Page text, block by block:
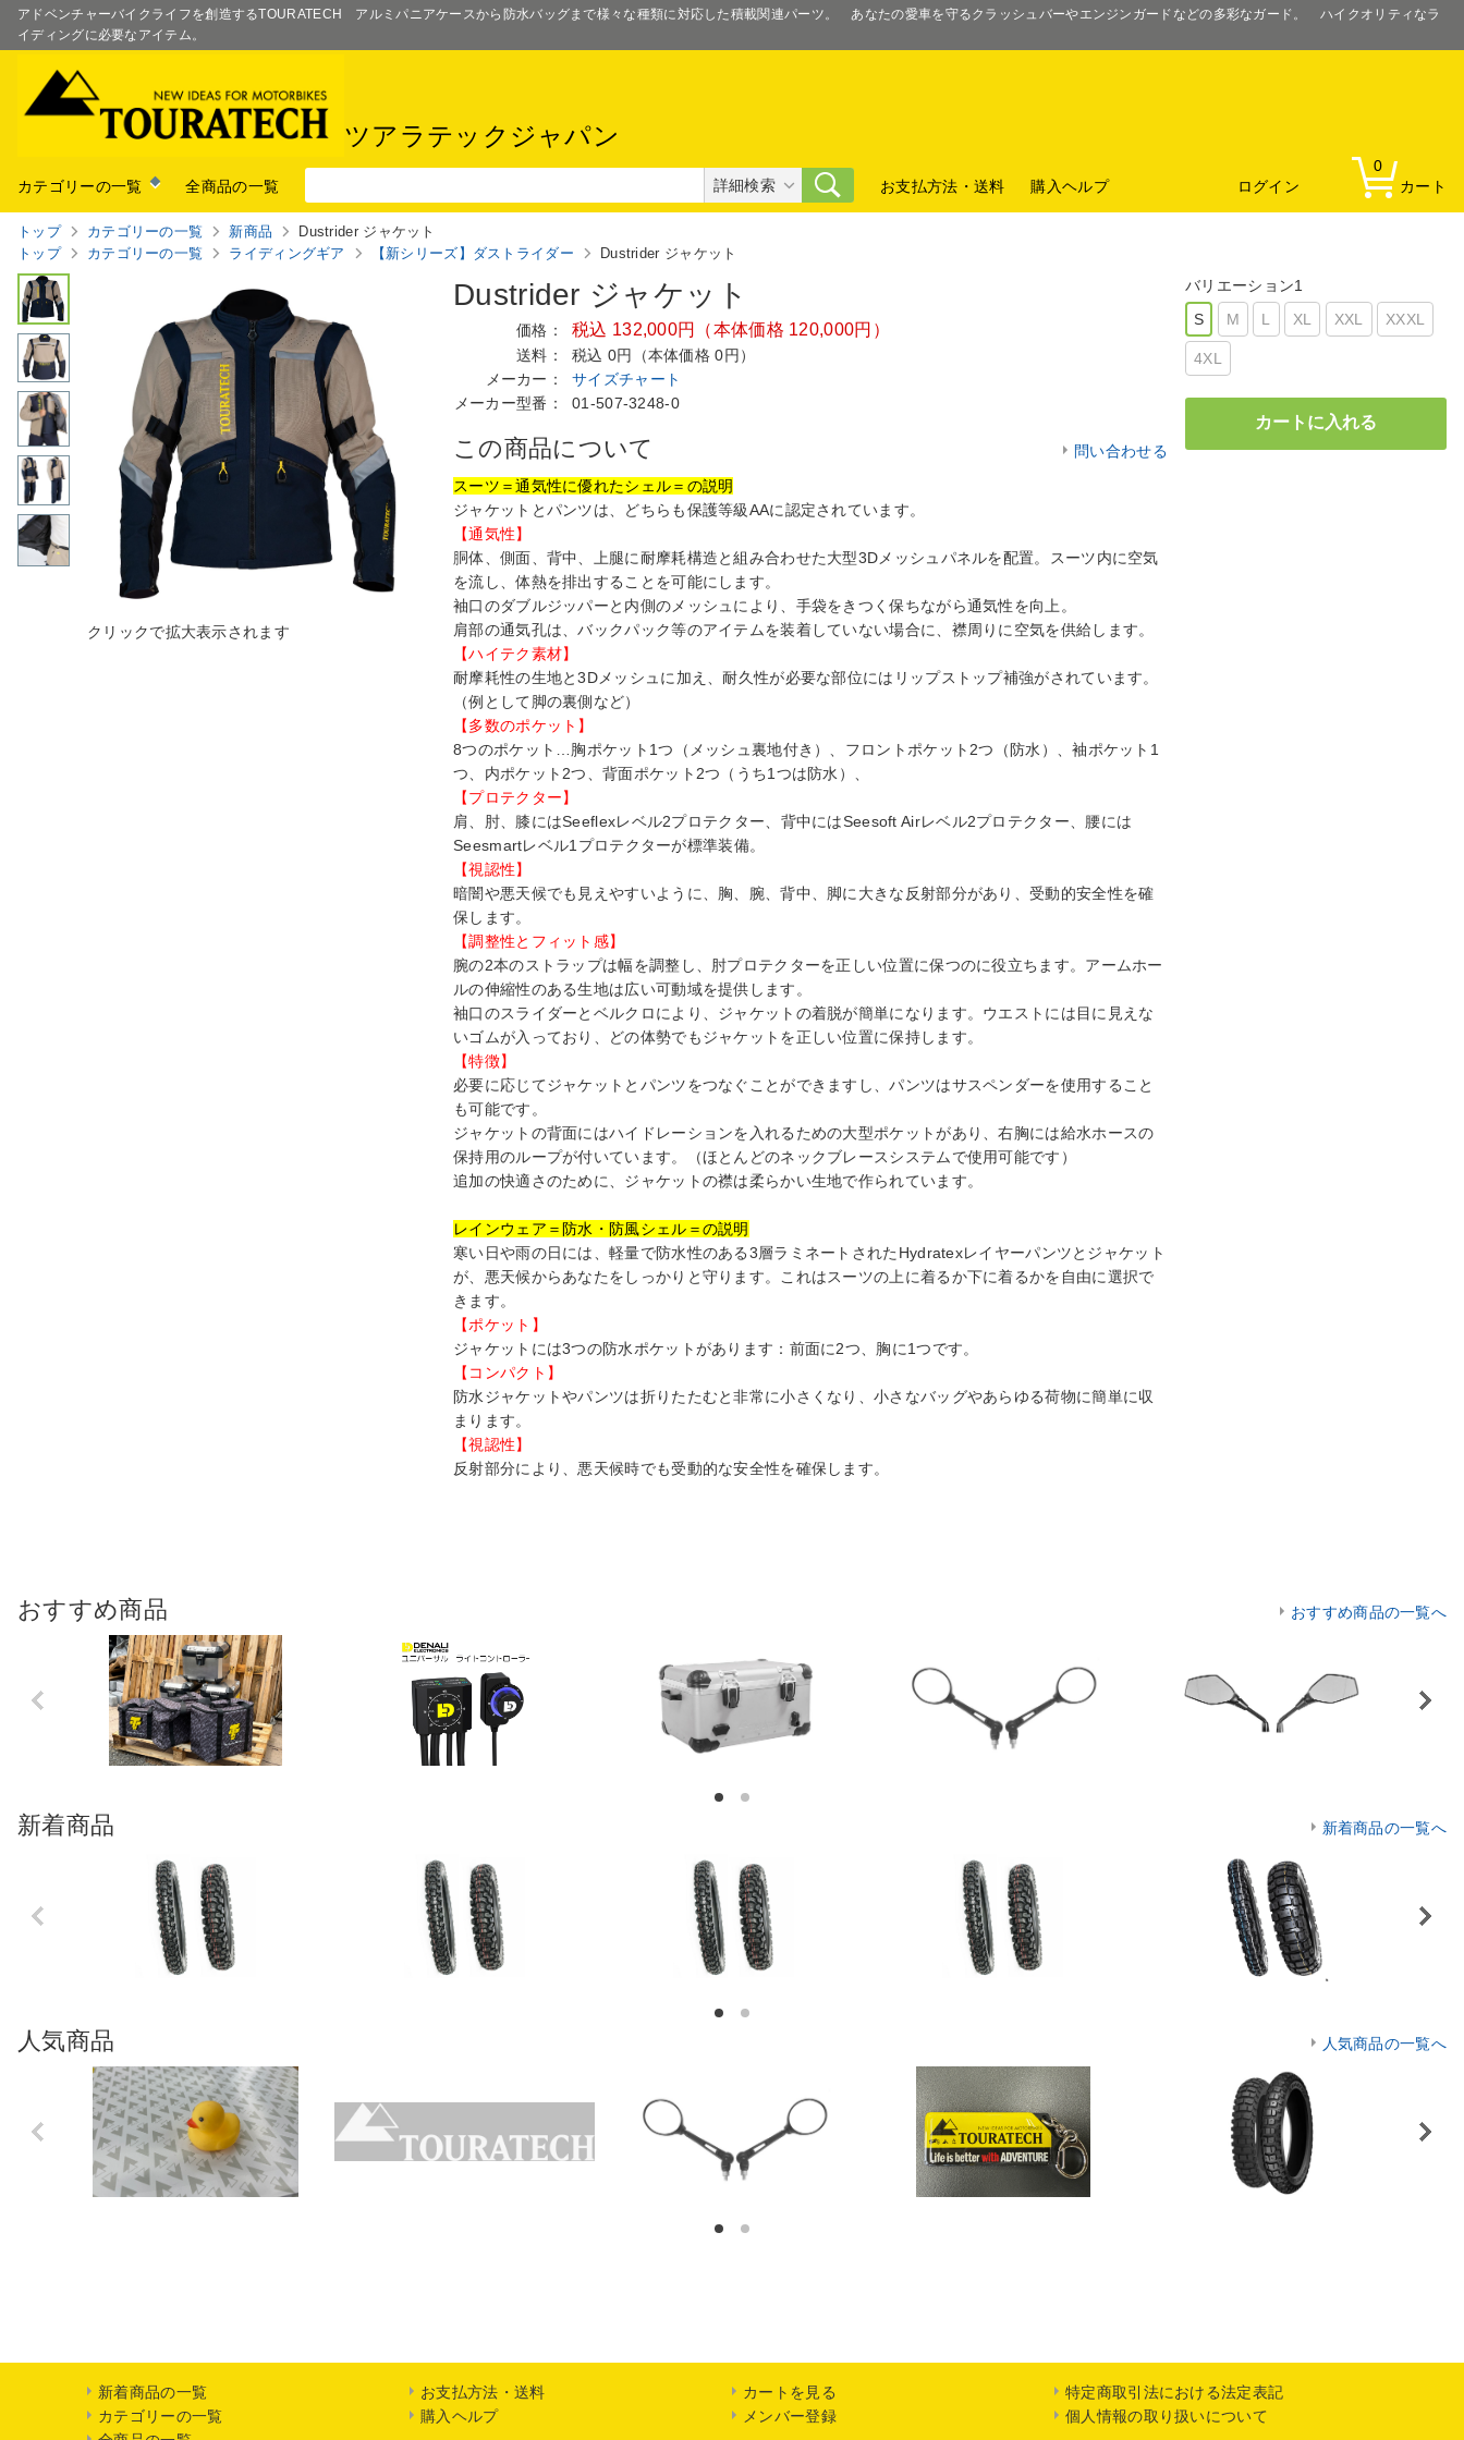
アドベンチャーバイクライフを創造するTOURATECH アルミパニアケースから防水バッグまで様々な種類に対応した積載関連パーツ。 あなたの愛車を守るクラッシュバーやエンジンガードなどの多彩なガード。 ハイクオリティなラ
イディングに必要なアイテム。
ツアラテックジャパン
カテゴリーの一覧 全商品の一覧 ログイン カート
0
お支払方法・送料
購入ヘルプ
詳細検索
トップ カテゴリーの一覧 新商品
Dustrider ジャケット
トップ
カテゴリーの一覧 ライディングギア 【新シリーズ】ダストライダー Dustrider ジャケット
バリエーション1
S
M L XL XXL XXXL
4XL
Dustrider ジャケット
価格： 税込 132,000円（本体価格 120,000円）
送料：
税込 0円（本体価格 0円）
メーカー：
サイズチャート
メーカー型番：
01-507-3248-0
この商品について
問い合わせる
スーツ＝通気性に優れたシェル＝の説明
ジャケットとパンツは、どちらも保護等級AAに認定されています。
【通気性】
胴体、側面、背中、上腿に耐摩耗構造と組み合わせた大型3Dメッシュパネルを配置。スーツ内に空気
を流し、体熱を排出することを可能にします。
袖口のダブルジッパーと内側のメッシュにより、手袋をきつく保ちながら通気性を向上。
肩部の通気孔は、バックパック等のアイテムを装着していない場合に、襟周りに空気を供給します。
【ハイテク素材】
耐摩耗性の生地と3Dメッシュに加え、耐久性が必要な部位にはリップストップ補強がされています。
（例として脚の裏側など）
【多数のポケット】
8つのポケット…胸ポケット1つ（メッシュ裏地付き）、フロントポケット2つ（防水）、袖ポケット1
つ、内ポケット2つ、背面ポケット2つ（うち1つは防水）、
【プロテクター】
肩、肘、膝にはSeeflexレベル2プロテクター、背中にはSeesoft Airレベル2プロテクター、腰には
Seesmartレベル1プロテクターが標準装備。
【視認性】
暗闇や悪天候でも見えやすいように、胸、腕、背中、脚に大きな反射部分があり、受動的安全性を確
保します。
【調整性とフィット感】
腕の2本のストラップは幅を調整し、肘プロテクターを正しい位置に保つのに役立ちます。アームホー
ルの伸縮性のある生地は広い可動域を提供します。
袖口のスライダーとベルクロにより、ジャケットの着脱が簡単になります。ウエストには目に見えな
いゴムが入っており、どの体勢でもジャケットを正しい位置に保持します。
【特徴】
必要に応じてジャケットとパンツをつなぐことができますし、パンツはサスペンダーを使用すること
も可能です。
ジャケットの背面にはハイドレーションを入れるための大型ポケットがあり、右胸には給水ホースの
保持用のループが付いています。（ほとんどのネックブレースシステムで使用可能です）
追加の快適さのために、ジャケットの襟は柔らかい生地で作られています。
レインウェア＝防水・防風シェル＝の説明
寒い日や雨の日には、軽量で防水性のある3層ラミネートされたHydratexレイヤーパンツとジャケット
が、悪天候からあなたをしっかりと守ります。これはスーツの上に着るか下に着るかを自由に選択で
きます。
【ポケット】
ジャケットには3つの防水ポケットがあります：前面に2つ、胸に1つです。
【コンパクト】
防水ジャケットやパンツは折りたたむと非常に小さくなり、小さなバッグやあらゆる荷物に簡単に収
まります。
【視認性】
反射部分により、悪天候時でも受動的な安全性を確保します。
おすすめ商品 おすすめ商品の一覧へ
Previo
us
Next
1 2
新着商品 新着商品の一覧へ
Previo
us
Next
1 2
人気商品 人気商品の一覧へ
Previo
us
Next
1 2
新着商品の一覧
カテゴリーの一覧
お支払方法・送料
購入ヘルプ
カートを見る
メンバー登録
特定商取引法における法定表記
個人情報の取り扱いについて